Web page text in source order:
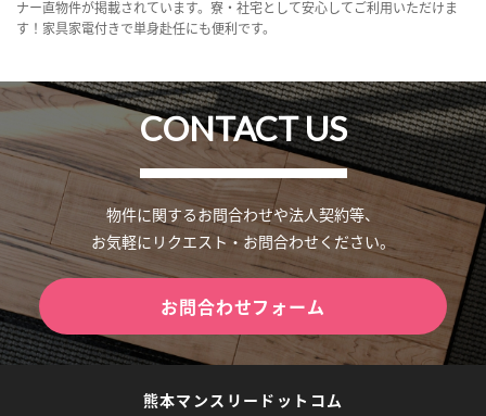
ナー直物件が掲載されています。寮・社宅として安心してご利用いただけま
す！家具家電付きで単身赴任にも便利です。
CONTACT US
物件に関するお問合わせや法人契約等、
お気軽にリクエスト・お問合わせください。
お問合わせフォーム
熊本マンスリードットコム